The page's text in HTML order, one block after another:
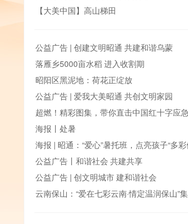
【大美中国】高山梯田
公益广告 | 创建文明昭通 共建和谐乌蒙
落雁乡5000亩水稻 进入收割期
昭阳区黑泥地：荷花正绽放
公益广告 | 爱我大美昭通 共创文明家园
超燃！精彩图集，带你直击中国红十字应
海报丨处暑
海报 | 昭通：“爱心”暑托班，点亮孩子“多彩
公益广告丨和谐社会 共建共享
公益广告 | 创文明城市 建和谐社会
云南保山：“爱在七彩云南·情定温润保山”